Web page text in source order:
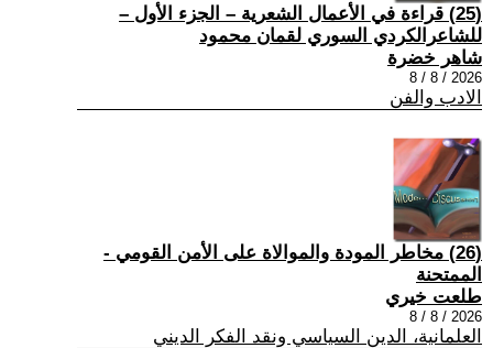
(25) قراءة في الأعمال الشعرية – الجزء الأول –
للشاعرالكردي السوري لقمان محمود
شاهر خضرة
2026 / 8 / 8
الادب والفن
(26) مخاطر المودة والموالاة على الأمن القومي -
الممتحنة
طلعت خيري
2026 / 8 / 8
العلمانية، الدين السياسي ونقد الفكر الديني